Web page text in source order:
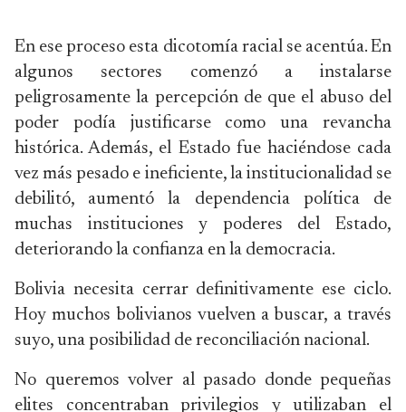
En ese proceso esta dicotomía racial se acentúa. En
algunos sectores comenzó a instalarse
peligrosamente la percepción de que el abuso del
poder podía justificarse como una revancha
histórica. Además, el Estado fue haciéndose cada
vez más pesado e ineficiente, la institucionalidad se
debilitó, aumentó la dependencia política de
muchas instituciones y poderes del Estado,
deteriorando la confianza en la democracia.
Bolivia necesita cerrar definitivamente ese ciclo.
Hoy muchos bolivianos vuelven a buscar, a través
suyo, una posibilidad de reconciliación nacional.
No queremos volver al pasado donde pequeñas
elites concentraban privilegios y utilizaban el